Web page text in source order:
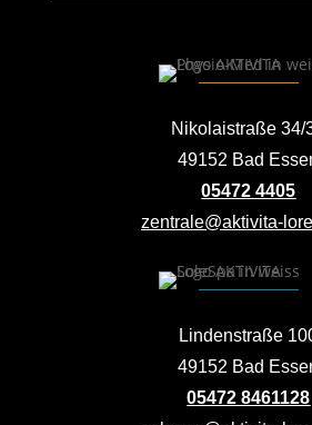
Nikolaistraße 34/
49152 Bad
05472 4405
zentrale@aktivita-
Lindenstraße
49152 Bad
05472 8461128